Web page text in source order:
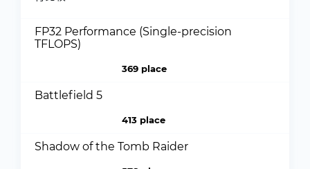
FP32 Performance (Single-precision
TFLOPS)
369 place
Battlefield 5
413 place
Shadow of the Tomb Raider